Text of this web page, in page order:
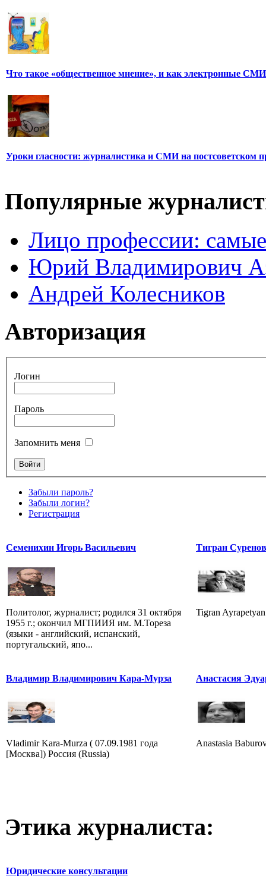
Что такое «общественное мнение», и как электронные СМИ
Уроки гласности: журналистика и СМИ на постсоветском
Популярные
Лицо профессии:
Юрий Владимирович
Андрей Колесников
Авторизация
Логин
Пароль
Запомнить меня
Забыли пароль?
Забыли логин?
Регистрация
Семенихин Игорь Васильевич
Политолог, журналист; родился 31 октября
1955 г.; окончил МГПИИЯ им. М.Тореза
(языки - английский, испанский,
португальский, япо...
Тигран
Tigran
Владимир Владимирович Кара-Мурза
Vladimir Kara-Murza ( 07.09.1981 года
[Москва]) Россия (Russia)
Анастасия
Anastasia
Этика журналиста:
Юридические консультации